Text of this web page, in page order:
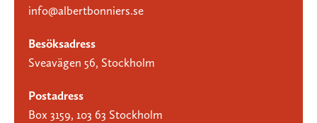
info@albertbonniers.se
Besöksadress
Sveavägen 56, Stockholm
Postadress
Box 3159, 103 63 Stockholm